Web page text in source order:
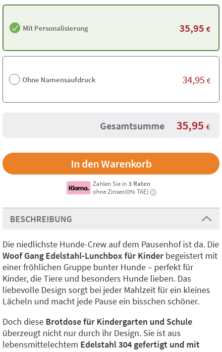
Mit Personalisierung 35,95 €
Ohne Namensaufdruck 34,95 €
Gesamtsumme 35,95 €
Zahlen Sie in3 Raten
ohne Zinsen(0% TAE)
i
BESCHREIBUNG
Die niedlichste Hunde-Crew auf dem Pausenhof ist da. Die
Woof Gang Edelstahl-Lunchbox für Kinder begeistert mit
einer fröhlichen Gruppe bunter Hunde – perfekt für
Kinder, die Tiere und besonders Hunde lieben. Das
liebevolle Design sorgt bei jeder Mahlzeit für ein kleines
Lächeln und macht jede Pause ein bisschen schöner.
Doch diese Brotdose für Kindergarten und Schule
überzeugt nicht nur durch ihr Design. Sie ist aus
lebensmittelechtem Edelstahl 304 gefertigt und mit